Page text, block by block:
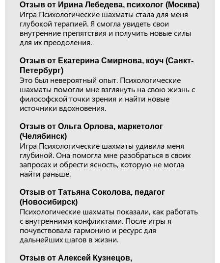
Отзыв от Ирина Лебедева, психолог (Москва)
Игра Психологические шахматы стала для меня
глубокой терапией. Я смогла увидеть свои
внутренние препятствия и получить новые силы
для их преодоления.
Отзыв от Екатерина Смирнова, коуч (Санкт-
Петербург)
Это был невероятный опыт. Психологические
шахматы помогли мне взглянуть на свою жизнь с
философской точки зрения и найти новые
источники вдохновения.
Отзыв от Ольга Орлова, маркетолог
(Челябинск)
Игра Психологические шахматы удивила меня
глубиной. Она помогла мне разобраться в своих
запросах и обрести ясность, которую не могла
найти раньше.
Отзыв от Татьяна Соколова, педагог
(Новосибирск)
Психологические шахматы показали, как работать
с внутренними конфликтами. После игры я
почувствовала гармонию и ресурс для
дальнейших шагов в жизни.
Отзыв от Алексей Кузнецов,